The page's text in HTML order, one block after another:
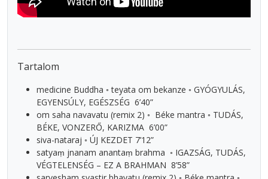
Tartalom
medicine Buddha ◦ teyata om bekanze ◦ GYÓGYULÁS,
EGYENSÚLY, EGÉSZSÉG 6’40”
om saha navavatu (remix 2) ◦ Béke mantra ◦ TUDÁS,
BÉKE, VONZERŐ, KARIZMA 6’00”
siva-nataraj ◦ ÚJ KEZDET 7’12”
satyaṃ jnanam anantaṃ brahma ◦ IGAZSÁG, TUDÁS,
VÉGTELENSÉG – EZ A BRAHMAN 8’58”